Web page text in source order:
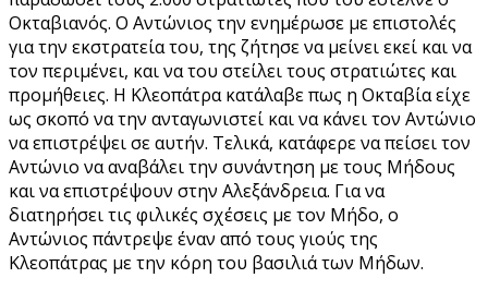
Οκταβιανός. Ο Αντώνιος την ενημέρωσε με επιστολές
για την εκστρατεία του, της ζήτησε να μείνει εκεί και να
τον περιμένει, και να του στείλει τους στρατιώτες και
προμήθειες. Η Κλεοπάτρα κατάλαβε πως η Οκταβία είχε
ως σκοπό να την ανταγωνιστεί και να κάνει τον Αντώνιο
να επιστρέψει σε αυτήν. Τελικά, κατάφερε να πείσει τον
Αντώνιο να αναβάλει την συνάντηση με τους Μήδους
και να επιστρέψουν στην Αλεξάνδρεια. Για να
διατηρήσει τις φιλικές σχέσεις με τον Μήδο, ο
Αντώνιος πάντρεψε έναν από τους γιούς της
Κλεοπάτρας με την κόρη του βασιλιά των Μήδων.